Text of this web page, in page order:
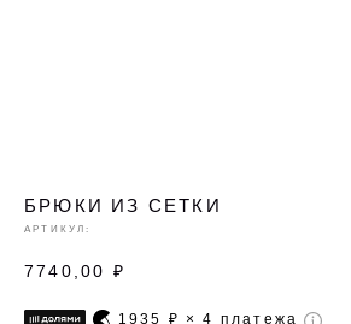
БРЮКИ ИЗ СЕТКИ
АРТИКУЛ:
7740,00 ₽
1935 ₽ × 4 платежа